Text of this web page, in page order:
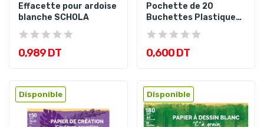
Effacette pour ardoise
blanche SCHOLA
0,989 DT
Pochette de 20
Buchettes Plastiques
PURPLE
0,600 DT
Disponible Disponible